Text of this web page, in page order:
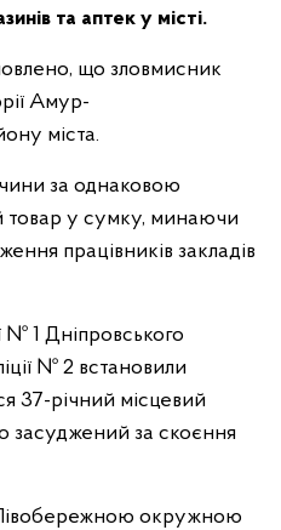
та аптек у місті.
що зловмисник
Амур-
міста.
за однаковою
у сумку, минаючи
працівників закладів
№ 1 Дніпровського
№ 2 встановили
37-річний місцевий
засуджений за скоєння
Лівобережною окружною